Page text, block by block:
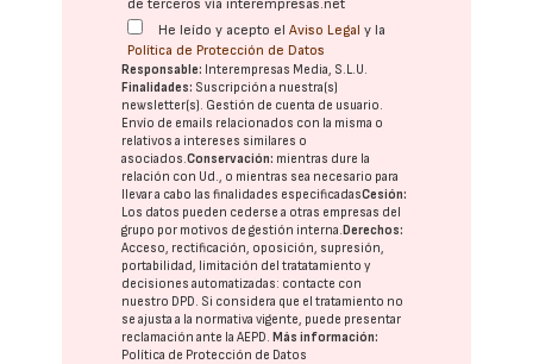
de terceros vía interempresas.net
He leído y acepto elAviso Legal y la
Política de Protección de Datos
Responsable: Interempresas Media, S.L.U.
Finalidades: Suscripción a nuestra(s)
newsletter(s). Gestión de cuenta de usuario.
Envío de emails relacionados con la misma o
relativos a intereses similares o
asociados.Conservación: mientras dure la
relación con Ud., o mientras sea necesario para
llevar a cabo las finalidades especificadasCesión:
Los datos pueden cederse a otras empresas del
grupo por motivos de gestión interna.Derechos:
Acceso, rectificación, oposición, supresión,
portabilidad, limitación del tratatamiento y
decisiones automatizadas: contacte con
nuestro DPD. Si considera que el tratamiento no
se ajusta a la normativa vigente, puede presentar
reclamación ante laAEPD.Más información:
Política de Protección de Datos